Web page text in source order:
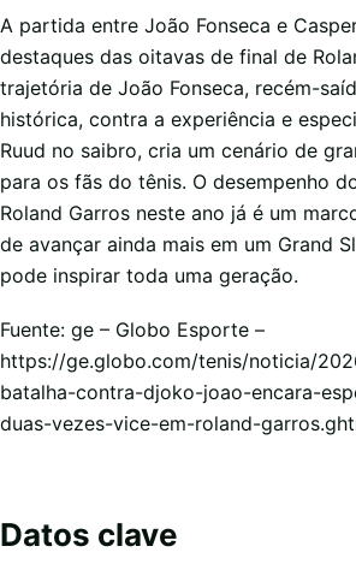
A partida entre João Fonseca e
destaques das oitavas de final de
trajetória de João Fonseca, recém-
histórica, contra a experiência e
Ruud no saibro, cria um cenário de
para os fãs do tênis. O desempenho
Roland Garros neste ano já é um
de avançar ainda mais em um Grand
pode inspirar toda uma geração.
Fuente: ge – Globo Esporte –
https://ge.globo.com/tenis/noticia/
batalha-contra-djoko-joao-encara-
duas-vezes-vice-em-roland-
Datos clave